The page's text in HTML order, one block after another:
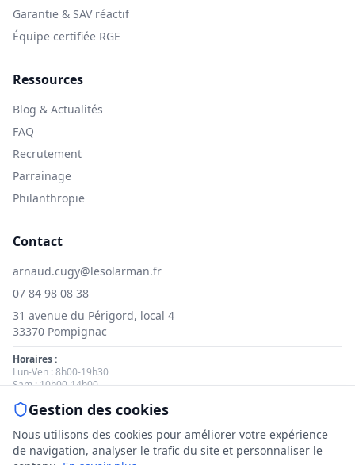
Garantie & SAV réactif
Équipe certifiée RGE
Ressources
Blog & Actualités
FAQ
Recrutement
Parrainage
Philanthropie
Contact
arnaud.cugy@lesolarman.fr
07 84 98 08 38
31 avenue du Périgord, local 4
33370 Pompignac
Horaires :
Lun-Ven : 8h00-19h30
Sam : 10h00-14h00
Nous contacter
Gestion des cookies
Nous utilisons des cookies pour améliorer votre expérience
de navigation, analyser le trafic du site et personnaliser le